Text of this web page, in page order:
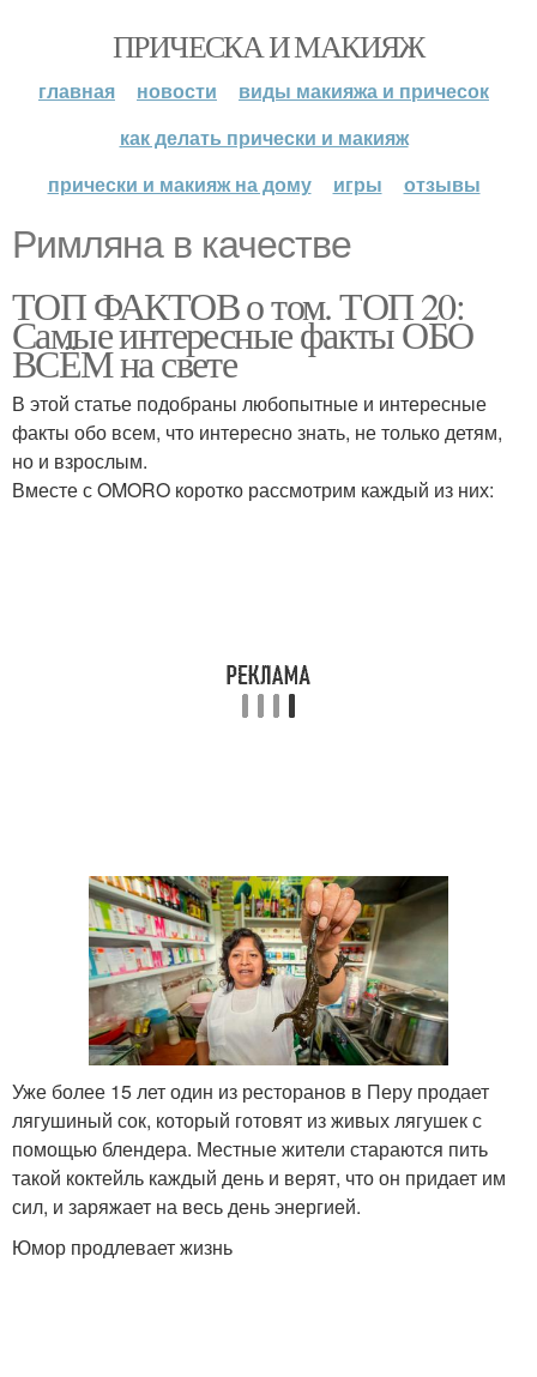
ПРИЧЕСКА И МАКИЯЖ
главная новости
виды макияжа и причесок
как делать прически и макияж
прически и макияж на дому
игры отзывы
Римляна в качестве
ТОП ФАКТОВ о том. ТОП 20:
Самые интересные факты ОБО
ВСЁМ на свете
В этой статье подобраны любопытные и интересные
факты обо всем, что интересно знать, не только детям,
но и взрослым.
Вместе с OMORO коротко рассмотрим каждый из них:
Уже более 15 лет один из ресторанов в Перу продает
лягушиный сок, который готовят из живых лягушек с
помощью блендера. Местные жители стараются пить
такой коктейль каждый день и верят, что он придает им
сил, и заряжает на весь день энергией.
Юмор продлевает жизнь